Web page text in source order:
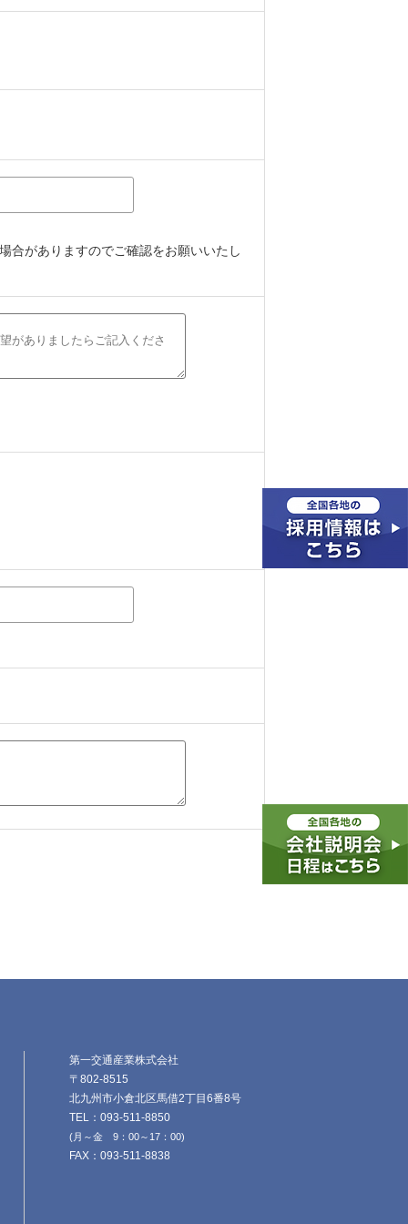
合がありますのでご確認をお願いいたし
第一交通産業株式会社
〒802-8515
北九州市小倉北区馬借2丁目6番8号
TEL：093-511-8850
(月～金 9：00～17：00)
FAX：093-511-8838